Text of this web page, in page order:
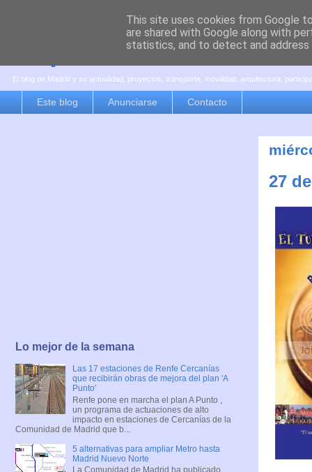
es por madrid
El blog de Madrid y su actualidad, proyectos, transporte, movilidad, arquitectura,
Este blog Anunciarse Contacto
27
Lo mejor de la semana
Las 17 estaciones de Renfe Cercanías
que recibirán obras de mejora del plan 'A
Punto'
Renfe pone en marcha el plan A Punto ,
un programa de actuaciones de alto
impacto en estaciones de Cercanías de la
Comunidad de Madrid que b...
5 alternativas para ampliar Metro hasta
Madrid Nuevo Norte
La Comunidad de Madrid ha publicado
This site uses cookies from Google
are shared with Google along with
statistics, and to detect and address